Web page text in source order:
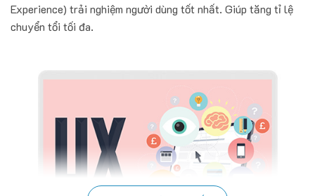
Experience) trải nghiệm người dùng tốt nhất. Giúp tăng tỉ lệ
chuyển tổi tối đa.